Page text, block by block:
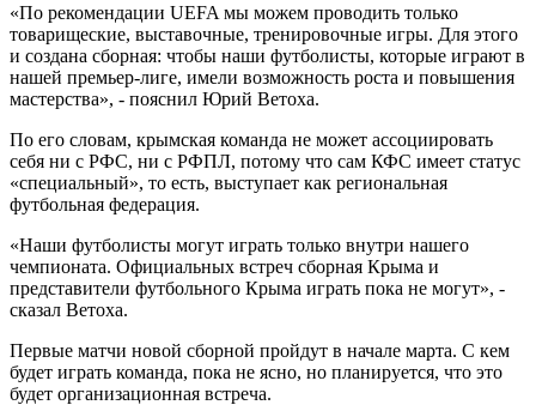
«По рекомендации UEFA мы можем проводить только
товарищеские, выставочные, тренировочные игры. Для этого
и создана сборная: чтобы наши футболисты, которые играют в
нашей премьер-лиге, имели возможность роста и повышения
мастерства», - пояснил Юрий Ветоха.
По его словам, крымская команда не может ассоциировать
себя ни с РФС, ни с РФПЛ, потому что сам КФС имеет статус
«специальный», то есть, выступает как региональная
футбольная федерация.
«Наши футболисты могут играть только внутри нашего
чемпионата. Официальных встреч сборная Крыма и
представители футбольного Крыма играть пока не могут», -
сказал Ветоха.
Первые матчи новой сборной пройдут в начале марта. С кем
будет играть команда, пока не ясно, но планируется, что это
будет организационная встреча.